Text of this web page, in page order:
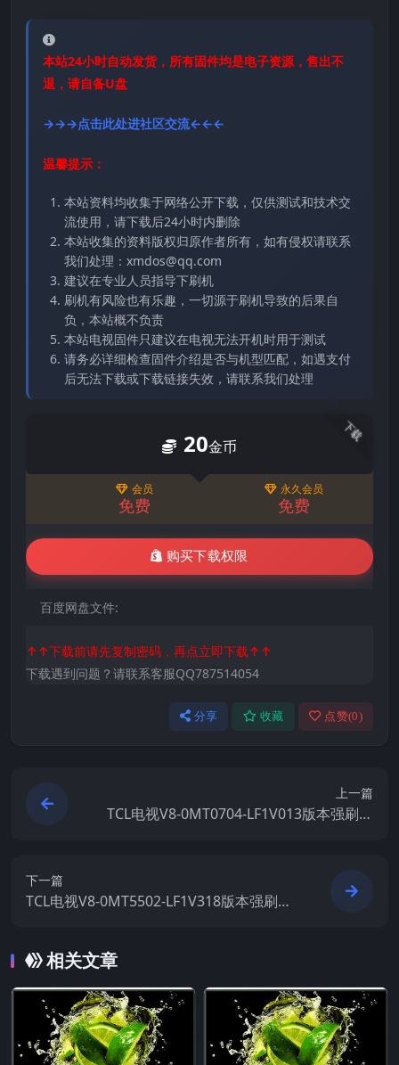
本站24小时自动发货，所有固件均是电子资源，售出不
退，请自备U盘
→→→点击此处进社区交流←←←
温馨提示：
本站资料均收集于网络公开下载，仅供测试和技术交
流使用，请下载后24小时内删除
本站收集的资料版权归原作者所有，如有侵权请联系
我们处理：xmdos@qq.com
建议在专业人员指导下刷机
刷机有风险也有乐趣，一切源于刷机导致的后果自
负，本站概不负责
本站电视固件只建议在电视无法开机时用于测试
请务必详细检查固件介绍是否与机型匹配，如遇支付
后无法下载或下载链接失效，请联系我们处理
下载
20金币
会员
免费
永久会员
免费
购买下载权限
百度网盘文件:
↑↑下载前请先复制密码，再点立即下载↑↑
下载遇到问题？请联系客服QQ787514054
分享 收藏 点赞(0)
上一篇
TCL电视V8-0MT0704-LF1V013版本强刷电
下一篇
TCL电视V8-0MT5502-LF1V318版本强刷电
相关文章